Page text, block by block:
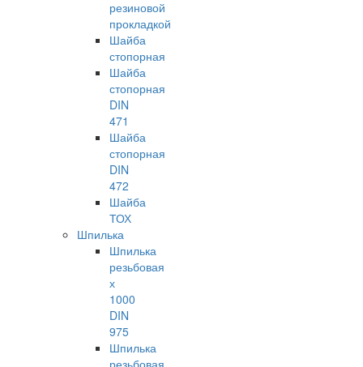
резиновой
прокладкой
Шайба
стопорная
Шайба
стопорная
DIN
471
Шайба
стопорная
DIN
472
Шайба
ТОХ
Шпилька
Шпилька
резьбовая
х
1000
DIN
975
Шпилька